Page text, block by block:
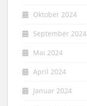
Oktober 2024
September 2024
Mai 2024
April 2024
Januar 2024